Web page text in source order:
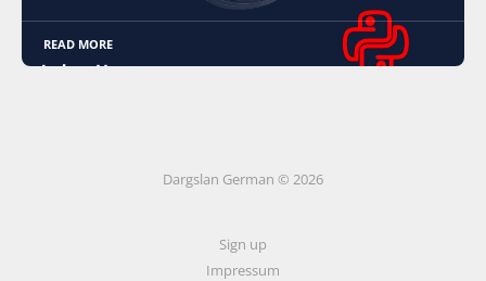
READ MORE
Dargslan German © 2026
Sign up
Impressum